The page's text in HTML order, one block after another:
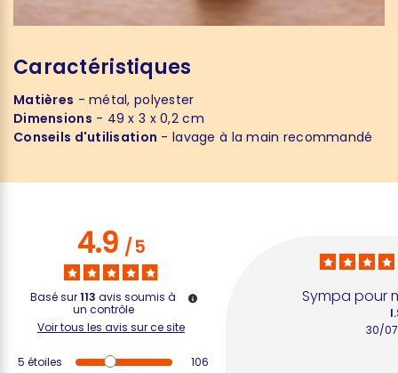
Caractéristiques
Matières - métal, polyester
Dimensions - 49 x 3 x 0,2 cm
Conseils d'utilisation - lavage à la main recommandé
4.9/5
Basé sur113 avis soumis à
un contrôle
Voir tous les avis sur ce site
5 étoiles
106
Sympa pour
30/